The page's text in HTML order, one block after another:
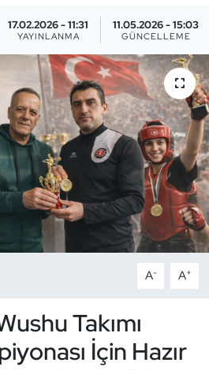
17.02.2026 - 11:31
YAYINLANMA
11.05.2026 - 15:03
GÜNCELLEME
A- A+
Takımı
İçin Hazır